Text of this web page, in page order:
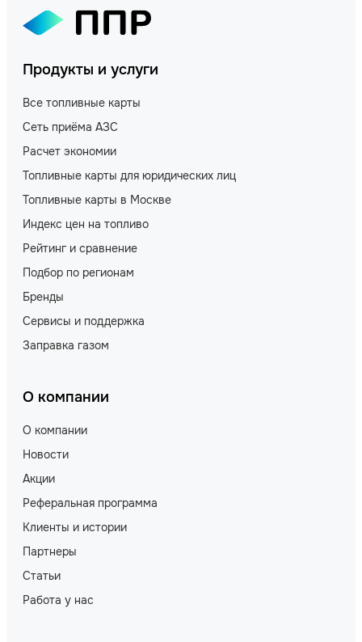
Продукты и услуги
Все топливные карты
Сеть приёма АЗС
Расчет экономии
Топливные карты для юридических лиц
Топливные карты в Москве
Индекс цен на топливо
Рейтинг и сравнение
Подбор по регионам
Бренды
Сервисы и поддержка
Заправка газом
О компании
О компании
Новости
Акции
Реферальная программа
Клиенты и истории
Партнеры
Статьи
Работа у нас